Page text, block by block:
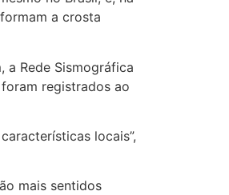
a crosta
a Rede Sismográfica
registrados ao
locais”,
mais sentidos